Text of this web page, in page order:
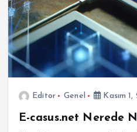
Editor Genel Kasım
E-casus.net Nerede